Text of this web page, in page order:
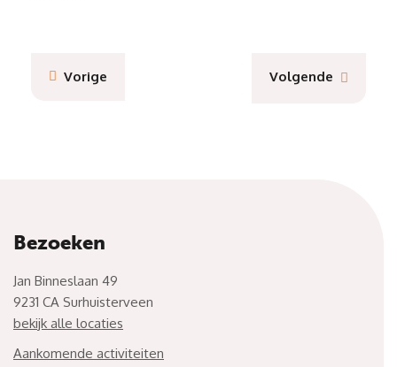
Vorige Volgende
Bezoeken
Jan Binneslaan 49
9231 CA Surhuisterveen
bekijk alle locaties
Aankomende activiteiten